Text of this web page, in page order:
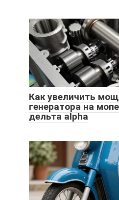
Как увеличить
генератора на
дельта alpha